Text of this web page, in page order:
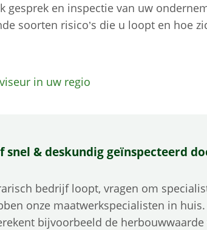
gesprek en inspectie van uw
soorten risico’s die u loopt en hoe
in uw regio
snel & deskundig geïnspecteerd
bedrijf loopt, vragen om
onze maatwerkspecialisten in huis.
bijvoorbeeld de herbouwwaarde